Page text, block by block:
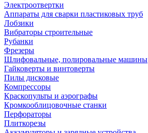
Электроотвертки
Аппараты для сварки пластиковых труб
Лобзики
Вибраторы строительные
Рубанки
Фрезеры
Шлифовальные, полировальные машины
Гайковерты и винтоверты
Пилы дисковые
Компрессоры
Краскопульты и аэрографы
Кромкооблицовочные станки
Перфораторы
Плиткорезы